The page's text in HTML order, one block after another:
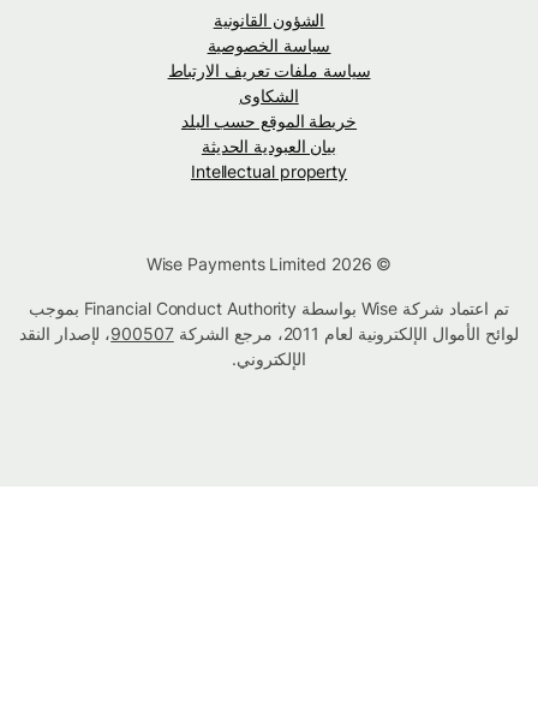
الشؤون القانونية
سياسة الخصوصية
سياسة ملفات تعريف الارتباط
الشكاوى
خريطة الموقع حسب البلد
بيان العبودية الحديثة
Intellectual property
تم اعتماد شركة Wise بواسطة Financial Conduct Authority بموجب
لوائح الأموال الإلكترونية لعام 2011، مرجع الشركة
900507، لإصدار النقد
الإلكتروني.